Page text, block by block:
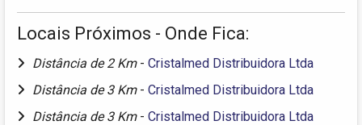
Locais Próximos - Onde Fica:
Distância de 2 Km - Cristalmed Distribuidora Ltda
Distância de 3 Km - Cristalmed Distribuidora Ltda
Distância de 3 Km - Cristalmed Distribuidora Ltda